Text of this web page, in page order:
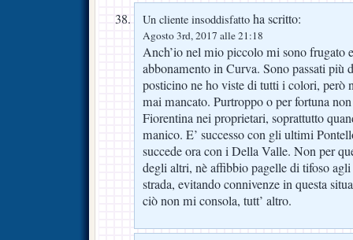
Un cliente insoddisfatto ha scritto:
Agosto 3rd, 2017 alle 21:18
Anch’io nel mio piccolo mi sono frugato
abbonamento in Curva. Sono passati più
posticino ne ho viste di tutti i colori, però
mai mancato. Purtroppo o per fortuna
Fiorentina nei proprietari, soprattutto
manico. E’ successo con gli ultimi
succede ora con i Della Valle. Non per
degli altri, nè affibbio pagelle di tifoso
strada, evitando connivenze in questa
ciò non mi consola, tutt’ altro.